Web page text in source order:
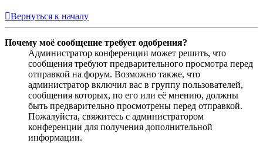
Вернуться к началу
Почему моё сообщение требует одобрения?
Администратор конференции может решить, что
сообщения требуют предварительного просмотра перед
отправкой на форум. Возможно также, что
администратор включил вас в группу пользователей,
сообщения которых, по его или её мнению, должны
быть предварительно просмотрены перед отправкой.
Пожалуйста, свяжитесь с администратором
конференции для получения дополнительной
информации.